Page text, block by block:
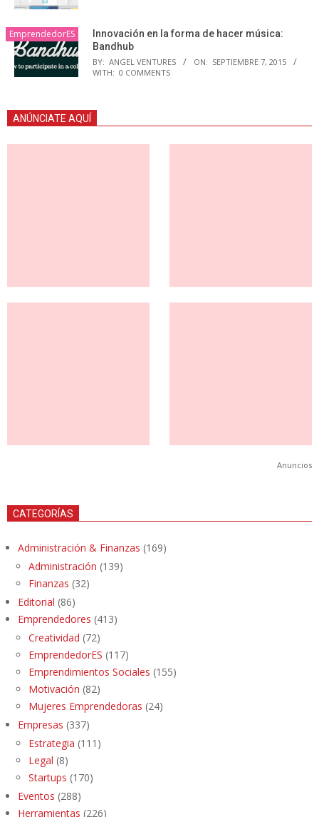
EmprendedorES
Innovación en la forma de hacer música:
Bandhub
BY: ANGEL VENTURES ON: SEPTIEMBRE 7, 2015
WITH: 0 COMMENTS
ANÚNCIATE AQUÍ
Anuncios
CATEGORÍAS
Administración & Finanzas (169)
Administración (139)
Finanzas (32)
Editorial (86)
Emprendedores (413)
Creatividad (72)
EmprendedorES (117)
Emprendimientos Sociales (155)
Motivación (82)
Mujeres Emprendedoras (24)
Empresas (337)
Estrategia (111)
Legal (8)
Startups (170)
Eventos (288)
Herramientas (226)